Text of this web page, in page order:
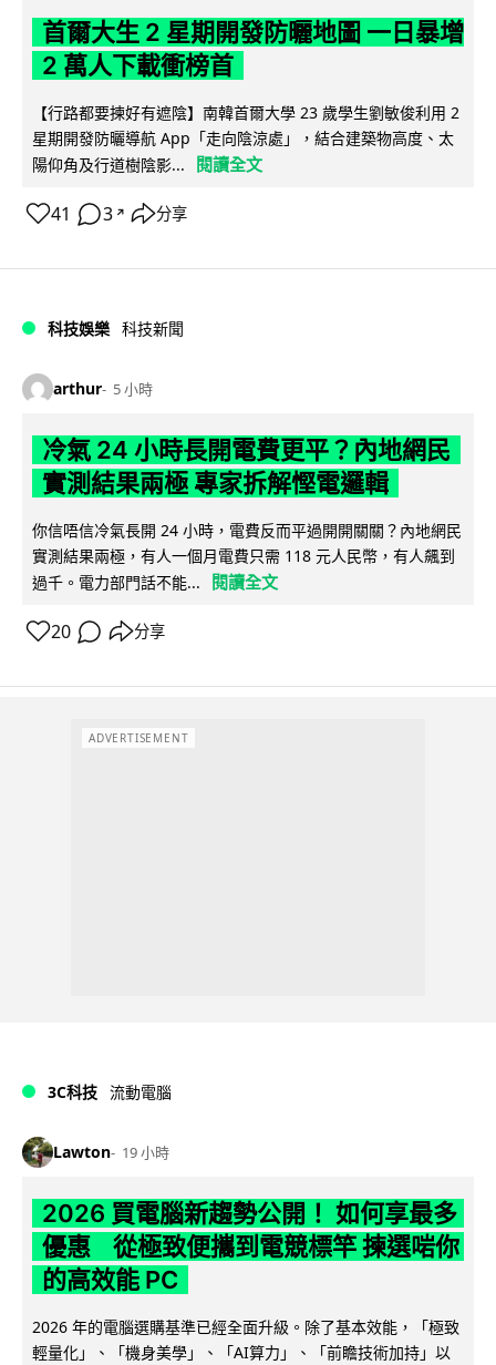
首爾大生 2 星期開發防曬地圖 一日暴增
2 萬人下載衝榜首
【行路都要揀好有遮陰】南韓首爾大學 23 歲學生劉敏俊利用 2
星期開發防曬導航 App「走向陰涼處」，結合建築物高度、太
陽仰角及行道樹陰影...
閱讀全文
41 3 ↗ 分享
科技娛樂 科技新聞
arthur 5 小時
冷氣 24 小時長開電費更平？內地網民
實測結果兩極 專家拆解慳電邏輯
你信唔信冷氣長開 24 小時，電費反而平過開開關關？內地網民
實測結果兩極，有人一個月電費只需 118 元人民幣，有人飆到
過千。電力部門話不能...
閱讀全文
20 分享
ADVERTISEMENT
3C科技 流動電腦
Lawton 19 小時
2026 買電腦新趨勢公開！ 如何享最多
優惠 從極致便攜到電競標竿 揀選啱你
的高效能 PC
2026 年的電腦選購基準已經全面升級。除了基本效能，「極致
輕量化」、「機身美學」、「AI算力」、「前瞻技術加持」以